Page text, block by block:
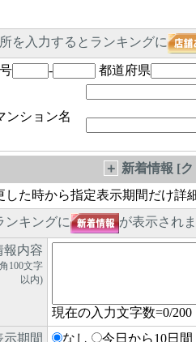
を入力するとランキングに
-
都道府県
ンション名
＋ 新着情報 [
した時から指定表示期間だけ詳
ンキングに
が表示され
報内容
100文字
以内)
現在の入力文字数=0/200
示期間
なし 今日から10日間